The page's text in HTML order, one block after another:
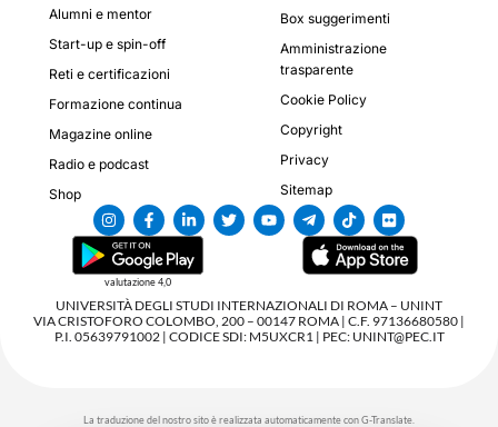
Alumni e mentor
Start-up e spin-off
Reti e certificazioni
Formazione continua
Magazine online
Radio e podcast
Shop
Box suggerimenti
Amministrazione
trasparente
Cookie Policy
Copyright
Privacy
Sitemap
valutazione 4,0
UNIVERSITÀ DEGLI STUDI INTERNAZIONALI DI ROMA – UNINT
VIA CRISTOFORO COLOMBO, 200 – 00147 ROMA | C.F. 97136680580 |
P.I. 05639791002 | CODICE SDI: M5UXCR1 | PEC: UNINT@PEC.IT
La traduzione del nostro sito è realizzata automaticamente con G-Translate.